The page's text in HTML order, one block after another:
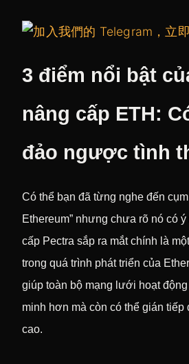
3 điểm nổi bật
nâng cấp ETH:
đảo ngược tình
Có thể bạn đã từng nghe đến
Ethereum” nhưng chưa rõ nó có
cấp Pectra sắp ra mắt chính là
trong quá trình phát triển của
giúp toàn bộ mạng lưới hoạt
minh hơn mà còn có thể gián tiếp
cao.